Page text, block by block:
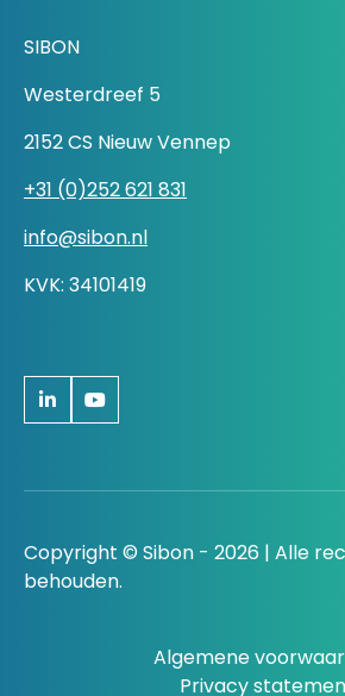
SIBON
Westerdreef 5
2152 CS Nieuw Vennep
+31 (0)252 621 831
info@sibon.nl
KVK: 34101419
Copyright © Sibon - 2026 | Alle
behouden.
Algemene
Privacy